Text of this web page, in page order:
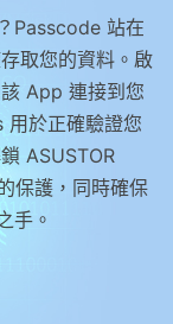
Passcode 站在
取您的資料。啟
App 連接到您
用於正確驗證您
ASUSTOR
保護，同時確保
手。